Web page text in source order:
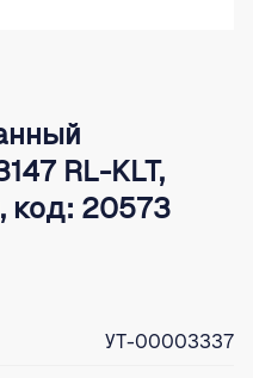
RL-KLT,
код: 20573
УТ-00003337